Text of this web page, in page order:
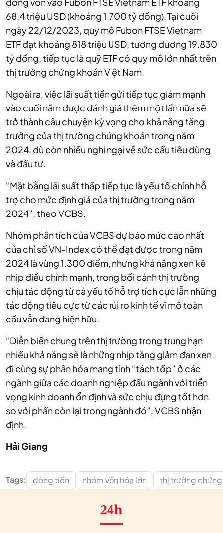
dòng vốn vào Fubon FTSE Vietnam ETF khoảng
68,4 triệu USD (khoảng 1.700 tỷ đồng). Tại cuối
ngày 22/12/2023, quy mô Fubon FTSE Vietnam
ETF đạt khoảng 818 triệu USD, tương đương 19.830
tỷ đồng, tiếp tục là quỹ ETF có quy mô lớn nhất trên
thị trường chứng khoán Việt Nam.
Ngoài ra, việc lãi suất tiền gửi tiếp tục giảm mạnh
vào cuối năm được đánh giá thêm một lần nữa sẽ
trở thành câu chuyện kỳ vọng cho khả năng tăng
trưởng của thị trường chứng khoán trong năm
2024, dù còn nhiều nghi ngại về sức cầu tiêu dùng
và đầu tư.
“Mặt bằng lãi suất thấp tiếp tục là yếu tố chính hỗ
trợ cho mức định giá của thị trường trong năm
2024”, theo VCBS.
Nhóm phân tích của VCBS dự báo mức cao nhất
của chỉ số VN-Index có thể đạt được trong năm
2024 là vùng 1.300 điểm, nhưng khả năng xen kẽ
nhịp điều chỉnh mạnh, trong bối cảnh thị trường
chịu tác động từ cả yếu tố hỗ trợ tích cực lẫn những
tác động tiêu cực từ các rủi ro kinh tế vĩ mô toàn
cầu vẫn đang hiện hữu.
“Diễn biến chung trên thị trường trong trung hạn
nhiều khả năng sẽ là những nhịp tăng giảm đan xen
đi cùng sự phân hóa mang tính “tách tốp” ở các
ngành giữa các doanh nghiệp đầu ngành với triển
vọng kinh doanh ổn định và sức chịu đựng tốt hơn
so với phần còn lại trong ngành đó”, VCBS nhận
định.
Hải Giang
Tags: dòng tiền nhóm vốn hóa lớn thị trường
24h